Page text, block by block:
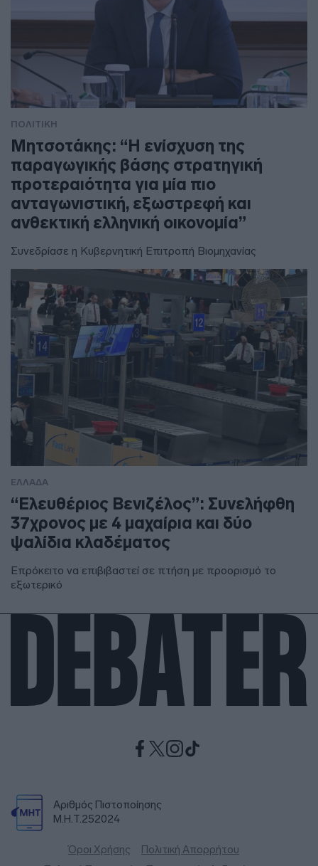
ΠΟΛΙΤΙΚΗ
Μητσοτάκης: “Η ενίσχυση της
παραγωγικής βάσης στρατηγική
προτεραιότητα για μία πιο
ανταγωνιστική, εξωστρεφή και
ανθεκτική ελληνική οικονομία”
Συνεδρίασε η Κυβερνητική Επιτροπή Βιομηχανίας
ΕΛΛΑΔΑ
“Ελευθέριος Βενιζέλος”: Συνελήφθη
37χρονος με 4 μαχαίρια και δύο
ψαλίδια κλαδέματος
Επρόκειτο να επιβιβαστεί σε πτήση με προορισμό το
εξωτερικό
Αριθμός Πιστοποίησης
Μ.Η.Τ.252024
Όροι Χρήσης
Πολιτική Απορρήτου